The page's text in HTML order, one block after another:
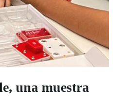
una muestra